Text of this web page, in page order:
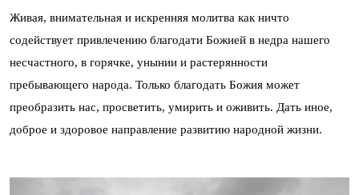
Живая, внимательная и искренняя молитва как ничто
содействует привлечению благодати Божией в недра нашего
несчастного, в горячке, унынии и растерянности
пребывающего народа. Только благодать Божия может
преобразить нас, просветить, умирить и оживить. Дать иное,
доброе и здоровое направление развитию народной жизни.